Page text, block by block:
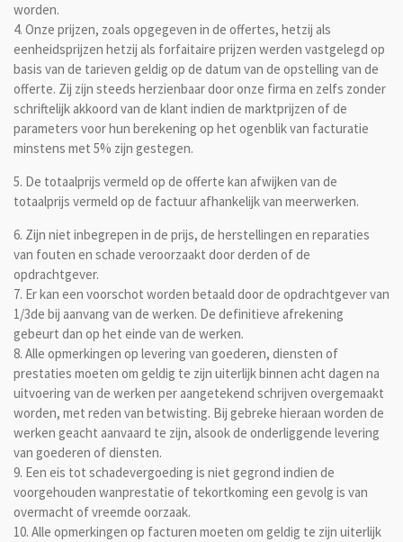
worden.
4. Onze prijzen, zoals opgegeven in de offertes, hetzij als
eenheidsprijzen hetzij als forfaitaire prijzen werden vastgelegd op
basis van de tarieven geldig op de datum van de opstelling van de
offerte. Zij zijn steeds herzienbaar door onze firma en zelfs zonder
schriftelijk akkoord van de klant indien de marktprijzen of de
parameters voor hun berekening op het ogenblik van facturatie
minstens met 5% zijn gestegen.
5. De totaalprijs vermeld op de offerte kan afwijken van de
totaalprijs vermeld op de factuur afhankelijk van meerwerken.
6. Zijn niet inbegrepen in de prijs, de herstellingen en reparaties
van fouten en schade veroorzaakt door derden of de
opdrachtgever.
7. Er kan een voorschot worden betaald door de opdrachtgever van
1/3de bij aanvang van de werken. De definitieve afrekening
gebeurt dan op het einde van de werken.
8. Alle opmerkingen op levering van goederen, diensten of
prestaties moeten om geldig te zijn uiterlijk binnen acht dagen na
uitvoering van de werken per aangetekend schrijven overgemaakt
worden, met reden van betwisting. Bij gebreke hieraan worden de
werken geacht aanvaard te zijn, alsook de onderliggende levering
van goederen of diensten.
9. Een eis tot schadevergoeding is niet gegrond indien de
voorgehouden wanprestatie of tekortkoming een gevolg is van
overmacht of vreemde oorzaak.
10. Alle opmerkingen op facturen moeten om geldig te zijn uiterlijk